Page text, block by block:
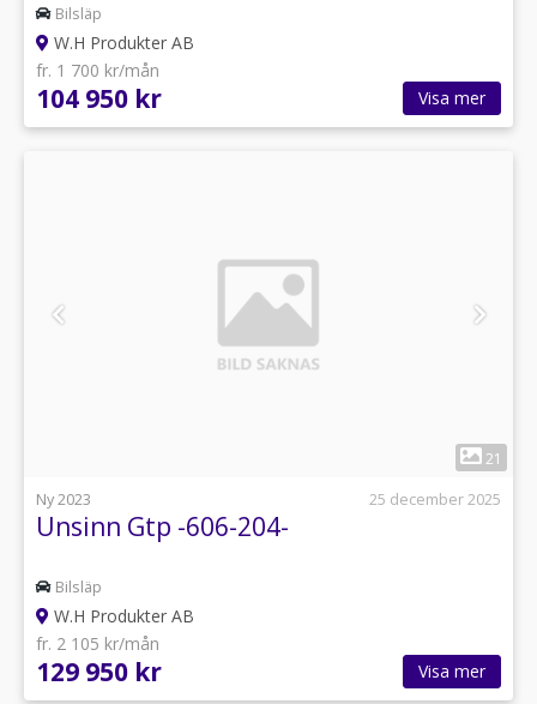
Bilsläp
W.H Produkter AB
fr. 1 700 kr/mån
104 950 kr Visa mer
21
Ny 2023
25 december 2025
Unsinn Gtp -606-204-
Bilsläp
W.H Produkter AB
fr. 2 105 kr/mån
129 950 kr Visa mer